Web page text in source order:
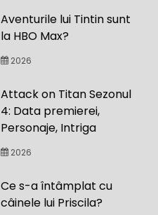
Aventurile lui Tintin sunt
la HBO Max?
2026
Attack on Titan Sezonul
4: Data premierei,
Personaje, Intriga
2026
Ce s-a întâmplat cu
câinele lui Priscila?